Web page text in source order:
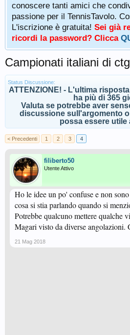
conoscere tanti amici che
passione per il TennisTavolo.
L'iscrizione è gratuita! Sei già
ricordi la password? Clicca
Campionati italiani di
Status Discussione:
ATTENZIONE! - L'ultima
ha più di 365
Valuta se potrebbe aver
discussione sull'argomento
possa essere utile
< Precedenti 1 2 3 4
filiberto50
Utente Attivo
Ho le idee un po' confuse e non
cosa si stia parlando quando si
Potrebbe qualcuno mettere qualche
Magari visto da diverse angolazioni.
21 Mag 2018